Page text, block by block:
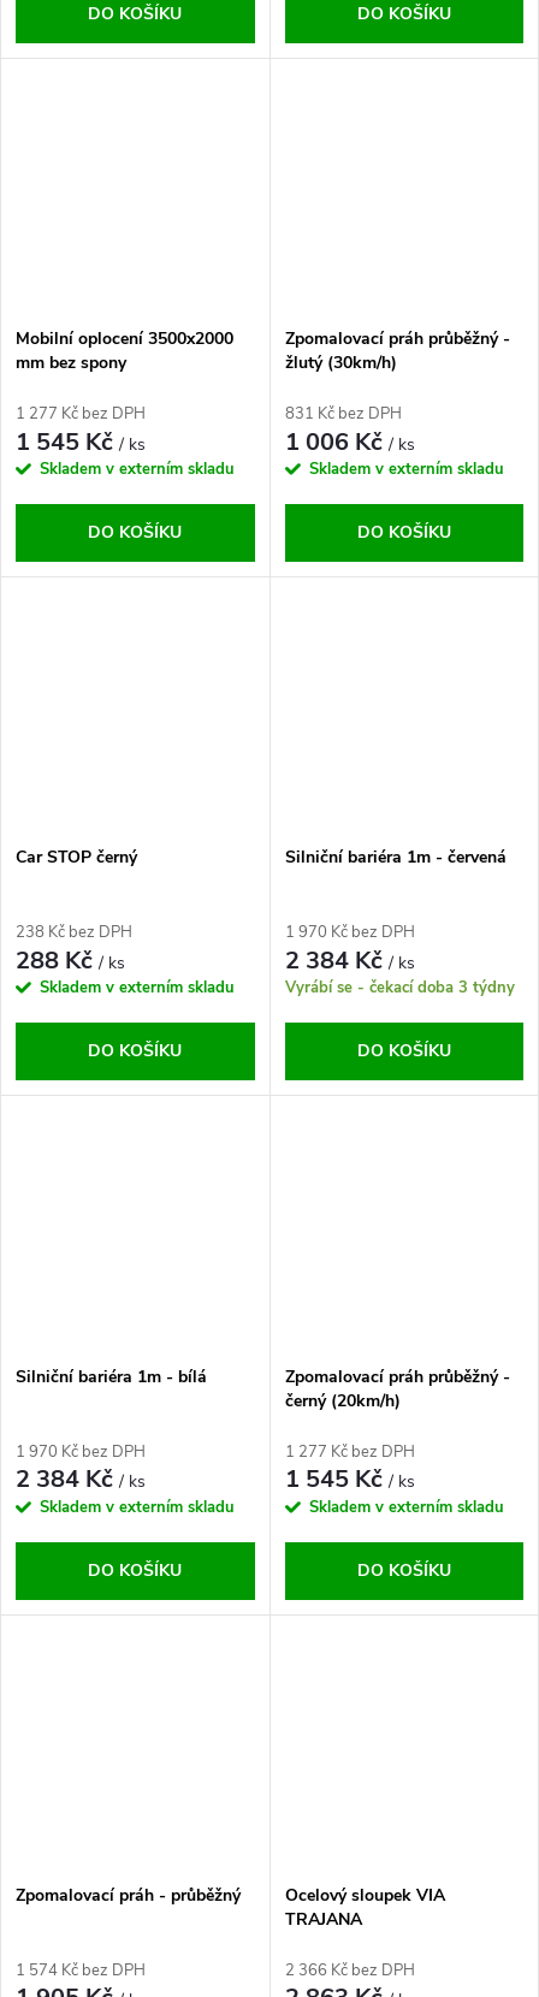
DO KOŠÍKU DO KOŠÍKU
Mobilní oplocení 3500x2000
mm bez spony
1 277 Kč bez DPH
1 545 Kč/ ks
Skladem v externím skladu
DO KOŠÍKU
Zpomalovací práh průběžný -
žlutý (30km/h)
831 Kč bez DPH
1 006 Kč/ ks
Skladem v externím skladu
DO KOŠÍKU
Car STOP černý
238 Kč bez DPH
288 Kč/ ks
Skladem v externím skladu
DO KOŠÍKU
Silniční bariéra 1m - červená
1 970 Kč bez DPH
2 384 Kč/ ks
Vyrábí se - čekací doba 3 týdny
DO KOŠÍKU
Silniční bariéra 1m - bílá
1 970 Kč bez DPH
2 384 Kč/ ks
Skladem v externím skladu
DO KOŠÍKU
Zpomalovací práh průběžný -
černý (20km/h)
1 277 Kč bez DPH
1 545 Kč/ ks
Skladem v externím skladu
DO KOŠÍKU
Zpomalovací práh - průběžný
1 574 Kč bez DPH
Ocelový sloupek VIA
TRAJANA
2 366 Kč bez DPH